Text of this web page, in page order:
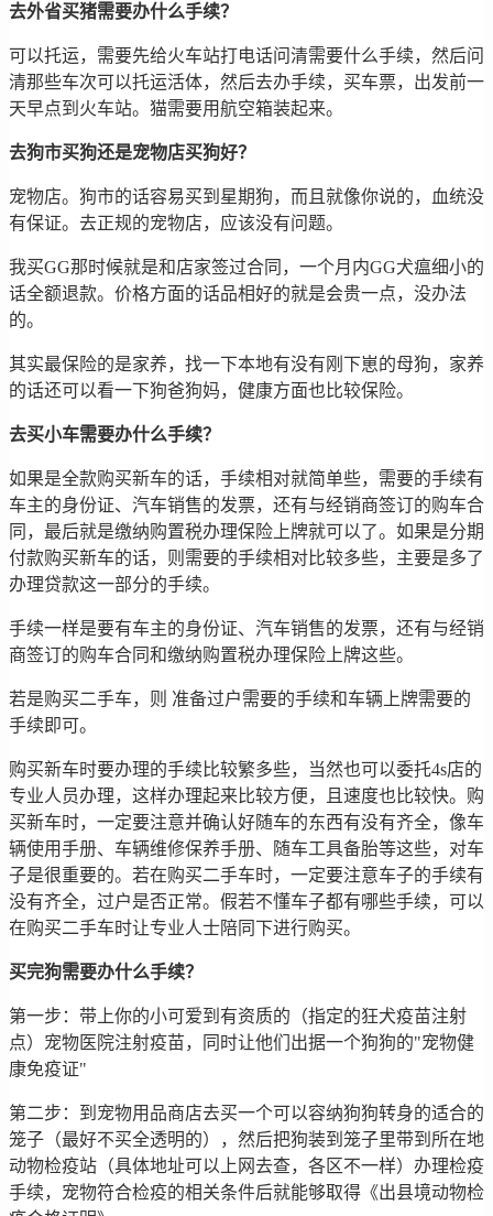
去外省买猪需要办什么手续？
可以托运，需要先给火车站打电话问清需要什么手续，然后问
清那些车次可以托运活体，然后去办手续，买车票，出发前一
天早点到火车站。猫需要用航空箱装起来。
去狗市买狗还是宠物店买狗好？
宠物店。狗市的话容易买到星期狗，而且就像你说的，血统没
有保证。去正规的宠物店，应该没有问题。
我买GG那时候就是和店家签过合同，一个月内GG犬瘟细小的
话全额退款。价格方面的话品相好的就是会贵一点，没办法
的。
其实最保险的是家养，找一下本地有没有刚下崽的母狗，家养
的话还可以看一下狗爸狗妈，健康方面也比较保险。
去买小车需要办什么手续？
如果是全款购买新车的话，手续相对就简单些，需要的手续有
车主的身份证、汽车销售的发票，还有与经销商签订的购车合
同，最后就是缴纳购置税办理保险上牌就可以了。如果是分期
付款购买新车的话，则需要的手续相对比较多些，主要是多了
办理贷款这一部分的手续。
手续一样是要有车主的身份证、汽车销售的发票，还有与经销
商签订的购车合同和缴纳购置税办理保险上牌这些。
若是购买二手车，则 准备过户需要的手续和车辆上牌需要的
手续即可。
购买新车时要办理的手续比较繁多些，当然也可以委托4s店的
专业人员办理，这样办理起来比较方便，且速度也比较快。购
买新车时，一定要注意并确认好随车的东西有没有齐全，像车
辆使用手册、车辆维修保养手册、随车工具备胎等这些，对车
子是很重要的。若在购买二手车时，一定要注意车子的手续有
没有齐全，过户是否正常。假若不懂车子都有哪些手续，可以
在购买二手车时让专业人士陪同下进行购买。
买完狗需要办什么手续？
第一步：带上你的小可爱到有资质的（指定的狂犬疫苗注射
点）宠物医院注射疫苗，同时让他们出据一个狗狗的"宠物健
康免疫证"
第二步：到宠物用品商店去买一个可以容纳狗狗转身的适合的
笼子（最好不买全透明的），然后把狗装到笼子里带到所在地
动物检疫站（具体地址可以上网去查，各区不一样）办理检疫
手续，宠物符合检疫的相关条件后就能够取得《出县境动物检